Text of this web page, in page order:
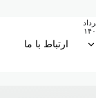
ارتباط با ما